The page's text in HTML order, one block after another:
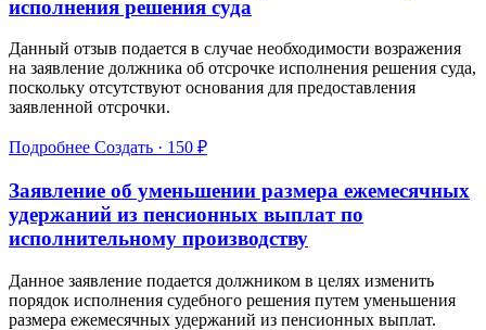
исполнения решения суда
Данный отзыв подается в случае необходимости возражения
на заявление должника об отсрочке исполнения решения суда,
поскольку отсутствуют основания для предоставления
заявленной отсрочки.
Подробнее Создать · 150 ₽
Заявление об уменьшении размера ежемесячных
удержаний из пенсионных выплат по
исполнительному производству
Данное заявление подается должником в целях изменить
порядок исполнения судебного решения путем уменьшения
размера ежемесячных удержаний из пенсионных выплат.